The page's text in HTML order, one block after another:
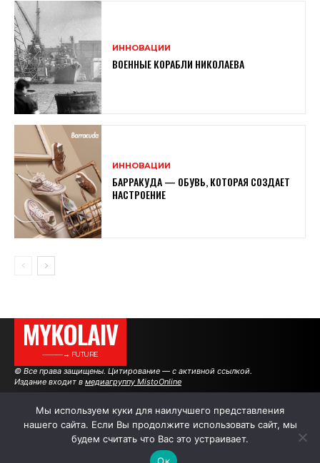
ИННОВАЦИИ
ВОЕННЫЕ КОРАБЛИ НИКОЛАЕВА
ИННОВАЦИИ
БАРРАКУДА — ОБУВЬ, КОТОРАЯ СОЗДАЕТ
НАСТРОЕНИЕ
MYKOLAIV
———→ FUTURE
© Все права защищены. Цитирование — с активной ссылкой.
Издание входит в медиагруппу MistoOnline
АВТОРЫ РЕКЛАМА НА САЙТЕ
Мы используем куки для наилучшего представления
нашего сайта. Если Вы продолжите использовать сайт, мы
будем считать что Вас это устраивает.
Ок